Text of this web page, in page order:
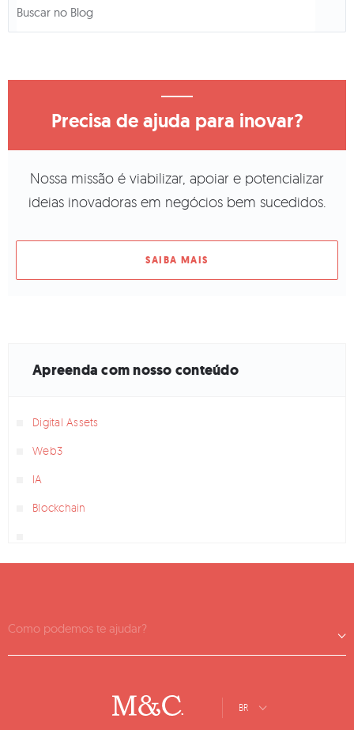
Precisa de ajuda para inovar?
Nossa missão é viabilizar, apoiar e potencializar
ideias inovadoras em negócios bem sucedidos.
SAIBA MAIS
Apreenda com nosso conteúdo
Digital Assets
Web3
IA
Blockchain
Como podemos te ajudar?
BR